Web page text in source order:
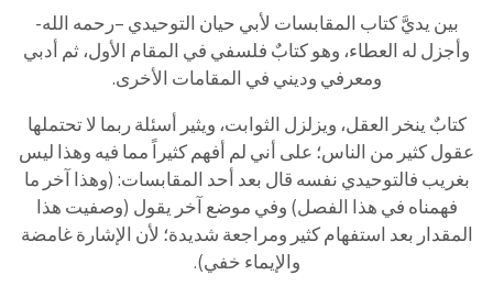
بين يديَّ كتاب المقابسات لأبي حيان التوحيدي –رحمه الله-
وأجزل له العطاء، وهو كتابٌ فلسفي في المقام الأول، ثم أدبي
ومعرفي وديني في المقامات الأخرى.
كتابٌ ينخر العقل، ويزلزل الثوابت، ويثير أسئلة ربما لا تحتملها
عقول كثير من الناس؛ على أني لم أفهم كثيراً مما فيه وهذا ليس
بغريب فالتوحيدي نفسه قال بعد أحد المقابسات: (وهذا آخر ما
فهمناه في هذا الفصل) وفي موضع آخر يقول (وصفيت هذا
المقدار بعد استفهام كثير ومراجعة شديدة؛ لأن الإشارة غامضة
والإيماء خفي).